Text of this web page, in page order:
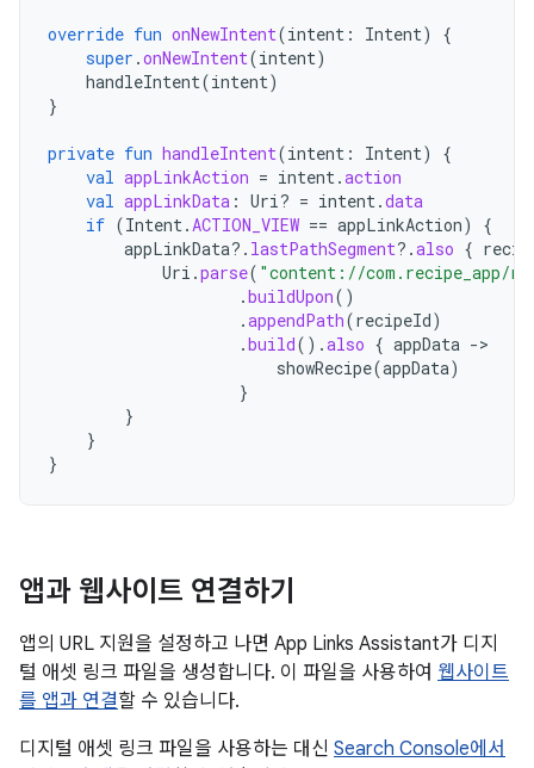
override fun onNewIntent(intent : Intent)
{
super .onNewIntent(intent)
handleIntent(intent)
}
private fun handleIntent(intent : Intent)
{
val appLinkAction = intent.action
val appLinkData : Uri? = intent.data
if (Intent.ACTION_VIEW == appLinkAction)
{
appLinkData?. lastPathSegment?.also {
Uri .parse( "content://com.recipe_app/
.buildUpon()
.appendPath(recipeId)
.build().also { appData -
showRecipe(appData)
}
}
}
}
앱과 웹사이트 연결하기
앱의 URL 지원을 설정하고 나면 App Links Assistant가 디지
털 애셋 링크 파일을 생성합니다. 이 파일을 사용하여 웹사이트
를 앱과 연결할 수 있습니다.
디지털 애셋 링크 파일을 사용하는 대신 Search Console에서